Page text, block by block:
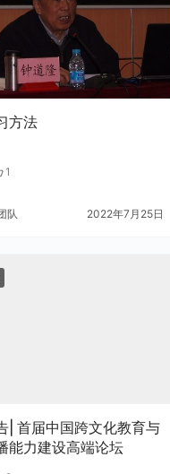
方法
1
队 2022年7月25日
| 首届中国跨文化教育与
能力建设高端论坛